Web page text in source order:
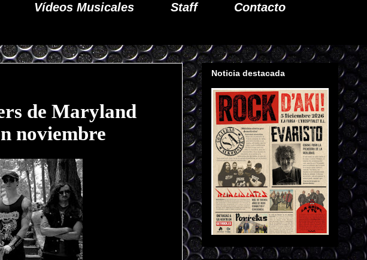
Vídeos Musicales Staff
Contacto
de Maryland
noviembre
Noticia destacada